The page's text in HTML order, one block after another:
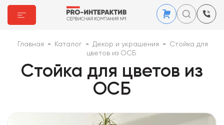
Главная - Каталог - Декор и украшения - Стойка для
цветов из ОСБ
Стойка для цветов из
ОСБ